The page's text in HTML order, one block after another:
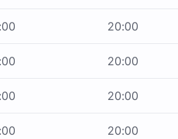
20:00
20:00
20:00
20:00